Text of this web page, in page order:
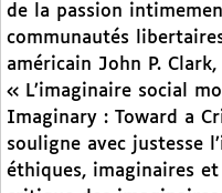
de la passion
communautés
américain John P.
« L’imaginaire social
Imaginary : Toward a
souligne avec justesse
éthiques, imaginaires